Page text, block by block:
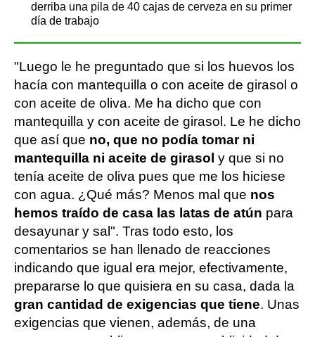
derriba una pila de 40 cajas de cerveza en su primer
día de trabajo
"Luego le he preguntado que si los huevos los
hacía con mantequilla o con aceite de girasol o
con aceite de oliva. Me ha dicho que con
mantequilla y con aceite de girasol. Le he dicho
que así que no, que no podía tomar ni
mantequilla ni aceite de girasol y que si no
tenía aceite de oliva pues que me los hiciese
con agua. ¿Qué más? Menos mal que nos
hemos traído de casa las latas de atún para
desayunar y sal". Tras todo esto, los
comentarios se han llenado de reacciones
indicando que igual era mejor, efectivamente,
prepararse lo que quisiera en su casa, dada la
gran cantidad de exigencias que tiene. Unas
exigencias que vienen, además, de una